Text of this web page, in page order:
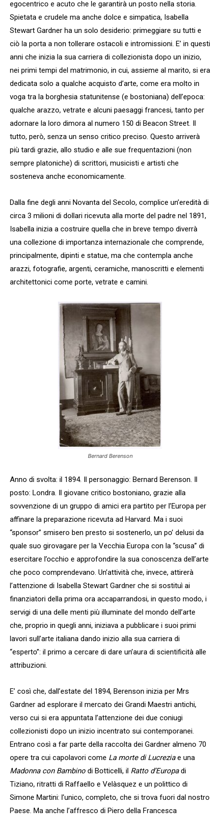
egocentrico e acuto che le garantirà un posto nella storia.
Spietata e crudele ma anche dolce e simpatica, Isabella
Stewart Gardner ha un solo desiderio: primeggiare su tutti e
ciò la porta a non tollerare ostacoli e intromissioni. E’ in questi
anni che inizia la sua carriera di collezionista dopo un inizio,
nei primi tempi del matrimonio, in cui, assieme al marito, si era
dedicata solo a qualche acquisto d’arte, come era molto in
voga tra la borghesia statunitense (e bostoniana) dell’epoca:
qualche arazzo, vetrate e alcuni paesaggi francesi, tanto per
adornare la loro dimora al numero 150 di Beacon Street. Il
tutto, però, senza un senso critico preciso. Questo arriverà
più tardi grazie, allo studio e alle sue frequentazioni (non
sempre platoniche) di scrittori, musicisti e artisti che
sosteneva anche economicamente.
Dalla fine degli anni Novanta del Secolo, complice un’eredità di
circa 3 milioni di dollari ricevuta alla morte del padre nel 1891,
Isabella inizia a costruire quella che in breve tempo diverrà
una collezione di importanza internazionale che comprende,
principalmente, dipinti e statue, ma che contempla anche
arazzi, fotografie, argenti, ceramiche, manoscritti e elementi
architettonici come porte, vetrate e camini.
Bernard Berenson
Anno di svolta: il 1894. Il personaggio: Bernard Berenson. Il
posto: Londra. Il giovane critico bostoniano, grazie alla
sovvenzione di un gruppo di amici era partito per l’Europa per
affinare la preparazione ricevuta ad Harvard. Ma i suoi
“sponsor” smisero ben presto si sostenerlo, un po’ delusi da
quale suo girovagare per la Vecchia Europa con la “scusa” di
esercitare l’occhio e approfondire la sua conoscenza dell’arte
che poco comprendevano. Un’attività che, invece, attirerà
l’attenzione di Isabella Stewart Gardner che si sostituì ai
finanziatori della prima ora accaparrandosi, in questo modo, i
servigi di una delle menti più illuminate del mondo dell’arte
che, proprio in quegli anni, iniziava a pubblicare i suoi primi
lavori sull’arte italiana dando inizio alla sua carriera di
“esperto”: il primo a cercare di dare un’aura di scientificità alle
attribuzioni.
E’ così che, dall’estate del 1894, Berenson inizia per Mrs
Gardner ad esplorare il mercato dei Grandi Maestri antichi,
verso cui si era appuntata l’attenzione dei due coniugi
collezionisti dopo un inizio incentrato sui contemporanei.
Entrano così a far parte della raccolta dei Gardner almeno 70
opere tra cui capolavori come La morte di Lucreziae una
Madonna con Bambino di Botticelli, il Ratto d’Europadi
Tiziano, ritratti di Raffaello e Velàsquez e un polittico di
Simone Martini: l’unico, completo, che si trova fuori dal nostro
Paese. Ma anche l’affresco di Piero della Francesca